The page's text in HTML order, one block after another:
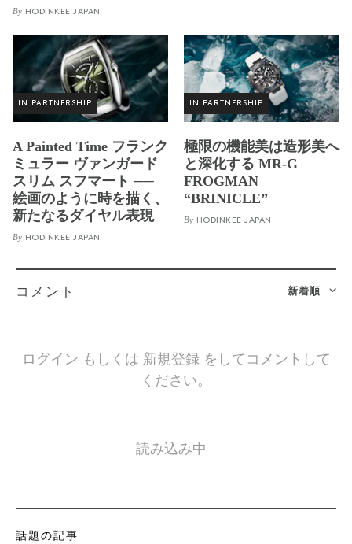
By HODINKEE JAPAN
IN PARTNERSHIP
A Painted Time フランク
ミュラー ヴァンガード
スリム スフマート ──
絵画のように時を描く、
新たなるダイヤル表現
By HODINKEE JAPAN
IN PARTNERSHIP
極限の機能美は造形美へ
と深化する MR-G
FROGMAN
“BRINICLE”
By HODINKEE JAPAN
新着順
コメント
ログイン もしくは 新規登録をしてコメントして
ください。
読み込み中…
話題の記事